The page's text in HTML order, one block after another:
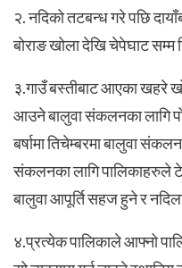
२. नदिको तटबन्ध गरे पछि
बोराङ खोला देखि चेपेघाट सम्म
३.गाउँ बस्तीबाट आएका खहरे
आउने बालुवा संकलनका लागि
बर्षामा तिचेम्बरमा बालुवा
संकलनका लागि पालिकाहरुले
बालुवा आपूर्ति सहज हुने र
४.प्रत्येक पालिकाले आफ्नो